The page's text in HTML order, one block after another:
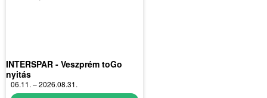
INTERSPAR - Veszprém toGo
nyitás
06.11. – 2026.08.31.